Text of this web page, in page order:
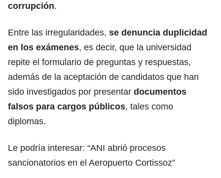
corrupción.
Entre las irregularidades, se denuncia duplicidad
en los exámenes, es decir, que la universidad
repite el formulario de preguntas y respuestas,
además de la aceptación de candidatos que han
sido investigados por presentar documentos
falsos para cargos públicos, tales como
diplomas.
Le podría interesar: “ANI abrió procesos
sancionatorios en el Aeropuerto Cortissoz”